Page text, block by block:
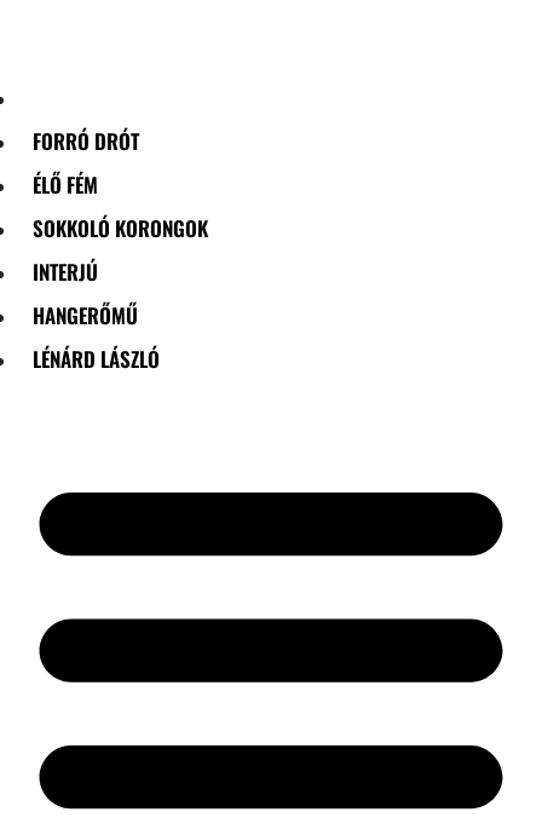
FORRÓ DRÓT
ÉLŐ FÉM
SOKKOLÓ KORONGOK
INTERJÚ
HANGERŐMŰ
LÉNÁRD LÁSZLÓ